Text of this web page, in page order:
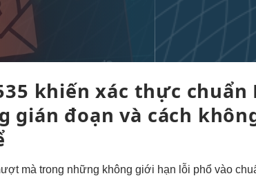
khiếnxác thực chuẩn
gián đoạn và cách
mà trong những không giới hạn lỗi phổvào